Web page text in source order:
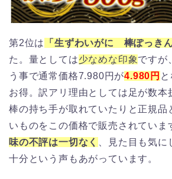
第2位は 「生ずわいがに 棒ぽっき
た。量としては少なめな印象ですが
う事で通常価格7.980円が4.980円
お得。訳アリ理由としては足が数本
棒の持ち手が取れていたりと正規品
いものをこの価格で販売されていま
味の不評は一切なく
、見た目も気
十分という声もあがっています。